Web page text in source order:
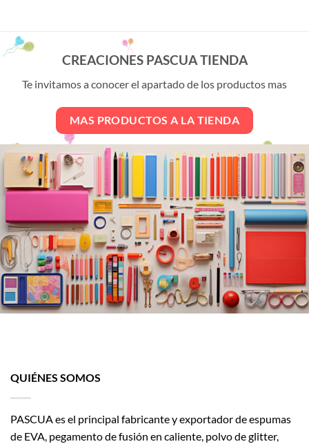
Las
se
pueden
elegir
en
página
de
producto
CREACIONES PASCUA TIENDA
Te invitamos a conocer el apartado de los productos mas
MAS PRODUCTOS A LA TIENDA
QUIÉNES SOMOS
PASCUA es el principal fabricante y exportador de espumas
de EVA, pegamento de fusión en caliente, polvo de glitter,